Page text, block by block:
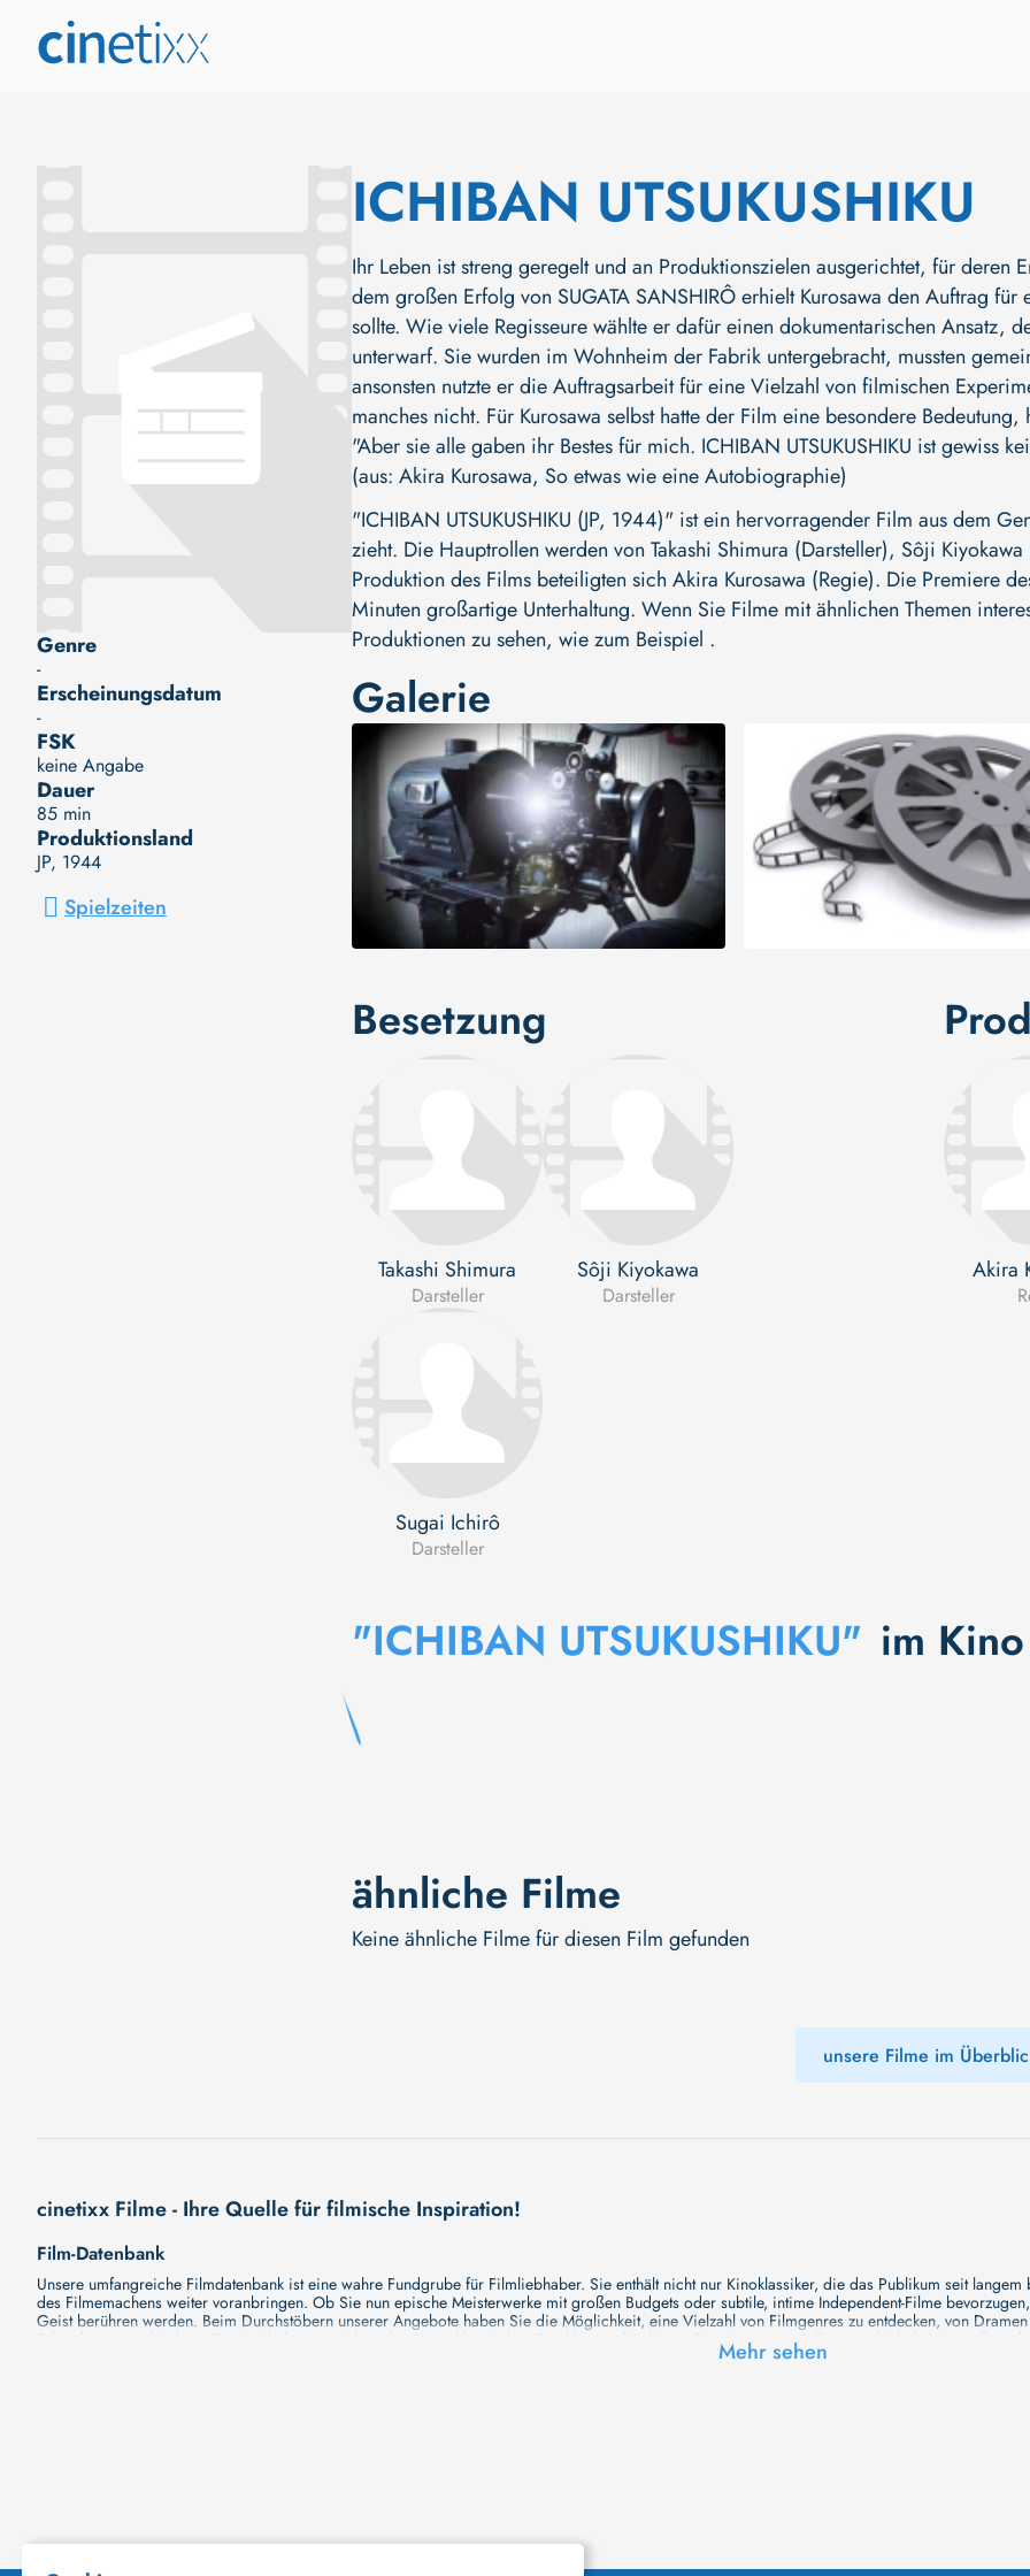
Genre
-
Erscheinungsdatum
-
FSK
keine Angabe
Dauer
85 min
Produktionsland
JP, 1944
Spielzeiten
ICHIBAN UTSUKUSHIKU
Ihr Leben ist streng geregelt und an Produktionszielen ausgerichtet, für deren
dem großen Erfolg von SUGATA SANSHIRÔ erhielt Kurosawa den Auftrag
sollte. Wie viele Regisseure wählte er dafür einen dokumentarischen Ansatz,
unterwarf. Sie wurden im Wohnheim der Fabrik untergebracht, mussten
ansonsten nutzte er die Auftragsarbeit für eine Vielzahl von filmischen
manches nicht. Für Kurosawa selbst hatte der Film eine besondere
"Aber sie alle gaben ihr Bestes für mich. ICHIBAN UTSUKUSHIKU ist gewiss
(aus: Akira Kurosawa, So etwas wie eine Autobiographie)
"ICHIBAN UTSUKUSHIKU (JP, 1944)" ist ein hervorragender Film aus dem
zieht. Die Hauptrollen werden von Takashi Shimura (Darsteller), Sôji Kiyokawa
Produktion des Films beteiligten sich Akira Kurosawa (Regie). Die Premiere
Minuten großartige Unterhaltung. Wenn Sie Filme mit ähnlichen Themen
Produktionen zu sehen, wie zum Beispiel .
Galerie
Besetzung
Takashi Shimura
Darsteller
Sôji Kiyokawa
Darsteller
Sugai Ichirô
Darsteller
Akira
"ICHIBAN UTSUKUSHIKU" im Kino
ähnliche Filme
Keine ähnliche Filme für diesen Film gefunden
unsere Filme im
cinetixx Filme - Ihre Quelle für filmische Inspiration!
Film-Datenbank
Unsere umfangreiche Filmdatenbank ist eine wahre Fundgrube für Filmliebhaber. Sie enthält nicht nur Kinoklassiker, die das Publikum seit
des Filmemachens weiter voranbringen. Ob Sie nun epische Meisterwerke mit großen Budgets oder subtile, intime Independent-Filme
Geist berühren werden. Beim Durchstöbern unserer Angebote haben Sie die Möglichkeit, eine Vielzahl von Filmgenres zu entdecken, von
Erkundung verschiedener Regiestile kommt nicht zu kurz, von klassischen Erzählungen bis hin zu Experimenten mit Form und Inhalt. Wir wollen,
Hollywood-Hits findet. Natürlich gibt es auch diese, aber darüber hinaus bemühen wir uns, Meisterwerke des unabhängigen Kinos zu zeigen,
Mehr sehen